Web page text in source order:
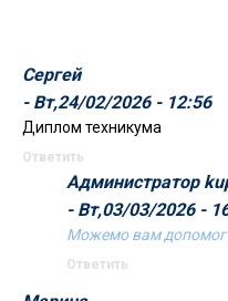
Сергей
- Вт,24/02/2026 - 12:56
Диплом техникума
Ответить
Администратор
- Вт,03/03/2026 -
Можемо вам
Ответить